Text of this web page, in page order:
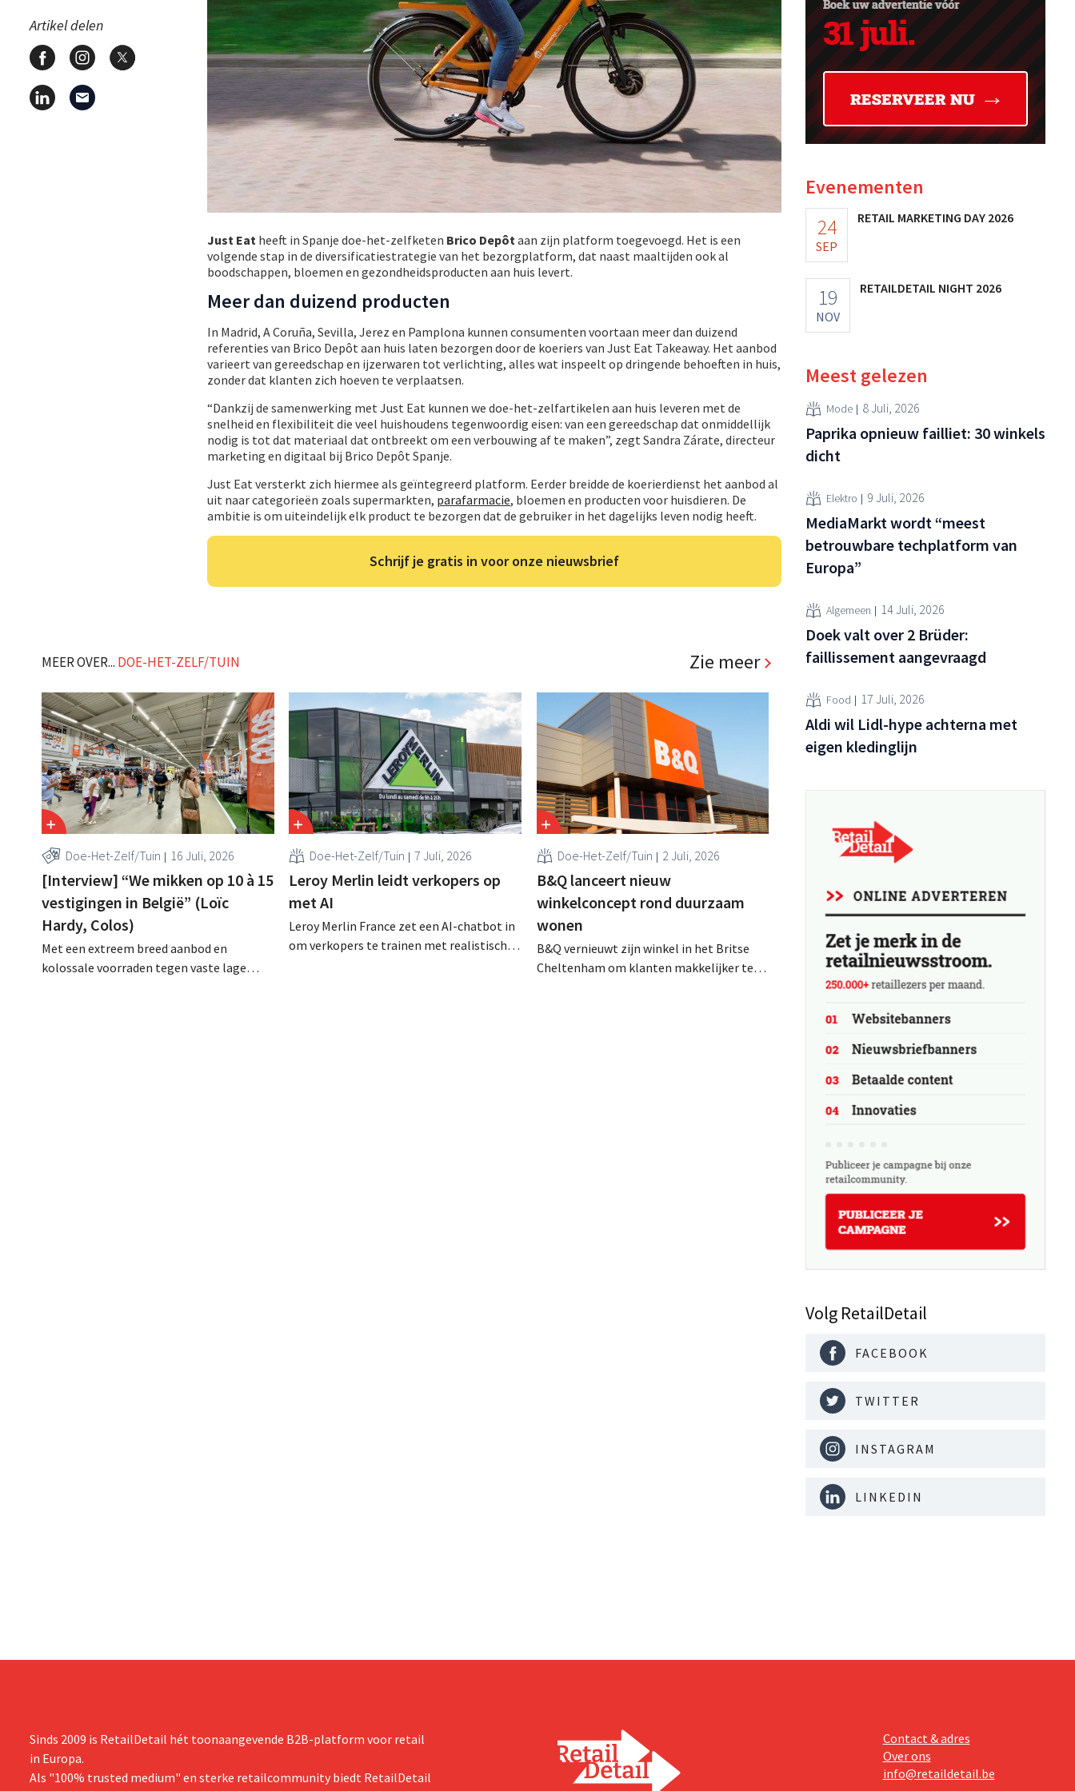
Artikel delen
Just Eat heeft in Spanje doe-het-zelfketen Brico Depôtaan zijn platform toegevoegd. Het is een
volgende stap in de diversificatiestrategie van het bezorgplatform, dat naast maaltijden ook al
boodschappen, bloemen en gezondheidsproducten aan huis levert.
Meer dan duizend producten
In Madrid, A Coruña, Sevilla, Jerez en Pamplona kunnen consumenten voortaan meer dan duizend
referenties van Brico Depôt aan huis laten bezorgen door de koeriers van Just Eat Takeaway. Het aanbod
varieert van gereedschap en ijzerwaren tot verlichting, alles wat inspeelt op dringende behoeften in huis,
zonder dat klanten zich hoeven te verplaatsen.
“Dankzij de samenwerking met Just Eat kunnen we doe-het-zelfartikelen aan huis leveren met de
snelheid en flexibiliteit die veel huishoudens tegenwoordig eisen: van een gereedschap dat onmiddellijk
nodig is tot dat materiaal dat ontbreekt om een verbouwing af te maken”, zegt Sandra Zárate, directeur
marketing en digitaal bij Brico Depôt Spanje.
Just Eat versterkt zich hiermee als geïntegreerd platform. Eerder breidde de koerierdienst het aanbod al
uit naar categorieën zoals supermarkten, parafarmacie, bloemen en producten voor huisdieren. De
ambitie is om uiteindelijk elk product te bezorgen dat de gebruiker in het dagelijks leven nodig heeft.
Schrijf je gratis in voor onze nieuwsbrief
MEER OVER... DOE-HET-ZELF/TUIN Zie meer
Doe-Het-Zelf/Tuin 16 Juli, 2026
[Interview] “We mikken op 10 à 15
vestigingen in België” (Loïc
Hardy, Colos)
Met een extreem breed aanbod en
kolossale voorraden tegen vaste lage
Doe-Het-Zelf/Tuin 7 Juli, 2026
Leroy Merlin leidt verkopers op
met AI
Leroy Merlin France zet een AI-chatbot in
om verkopers te trainen met realistische
Doe-Het-Zelf/Tuin 2 Juli, 2026
B&Q lanceert nieuw
winkelconcept rond duurzaam
wonen
B&Q vernieuwt zijn winkel in het Britse
Cheltenham om klanten makkelijker te
Evenementen
24
SEP
RETAIL MARKETING DAY 2026
19
NOV
RETAILDETAIL NIGHT 2026
Meest gelezen
Mode 8 Juli, 2026
Paprika opnieuw failliet: 30 winkels
dicht
Elektro 9 Juli, 2026
MediaMarkt wordt “meest
betrouwbare techplatform van
Europa”
Algemeen 14 Juli, 2026
Doek valt over 2 Brüder:
faillissement aangevraagd
Food 17 Juli, 2026
Aldi wil Lidl-hype achterna met
eigen kledinglijn
Volg RetailDetail
FACEBOOK
TWITTER
INSTAGRAM
LINKEDIN
Sinds 2009 is RetailDetail hét toonaangevende B2B-platform voor retail
in Europa.
Als "100% trusted medium" en sterke retailcommunity biedt RetailDetail
Contact & adres
Over ons
info@retaildetail.be